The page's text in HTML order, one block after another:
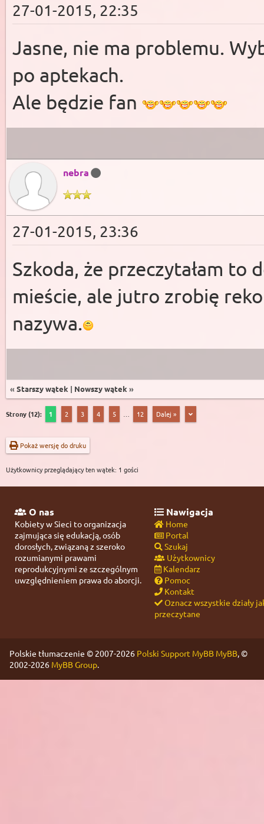
27-01-2015, 22:35
Jasne, nie ma problemu.
po aptekach.
Ale będzie fan
nebra
27-01-2015, 23:36
Szkoda, że przeczytałam to
mieście, ale jutro zrobię
nazywa.
« Starszy wątek | Nowszy wątek »
Strony (12): 1 2 3 4 5 12 Dalej »
Pokaż wersję do druku
Użytkownicy przeglądający ten wątek: 1 gości
O nas
Kobiety w Sieci to organizacja
zajmująca się edukacją, osób
dorosłych, związaną z szeroko
rozumianymi prawami
reprodukcyjnymi ze szczególnym
uwzględnieniem prawa do aborcji.
Nawigacja
Home
Portal
Szukaj
Użytkownicy
Kalendarz
Pomoc
Kontakt
Oznacz wszystkie działy
przeczytane
Polskie tłumaczenie © 2007-2026 Polski Support MyBB MyBB, ©
2002-2026 MyBB Group.